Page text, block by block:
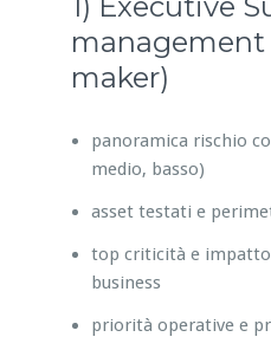
management
maker)
panoramica rischio
medio, basso)
asset testati e
top criticità e
business
priorità operative e